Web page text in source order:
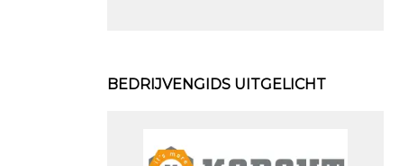
BEDRIJVENGIDS UITGELICHT